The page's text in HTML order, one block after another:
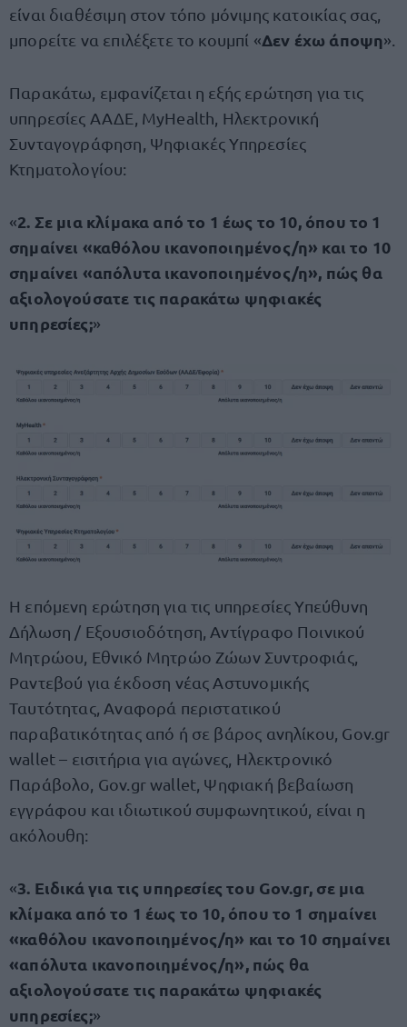
είναι διαθέσιμη στον τόπο μόνιμης κατοικίας σας,
μπορείτε να επιλέξετε το κουμπί «Δεν έχω άποψη».
Παρακάτω, εμφανίζεται η εξής ερώτηση για τις
υπηρεσίες ΑΑΔΕ, MyHealth, Ηλεκτρονική
Συνταγογράφηση, Ψηφιακές Υπηρεσίες
Κτηματολογίου:
«2. Σε μια κλίμακα από το 1 έως το 10, όπου το 1
σημαίνει «καθόλου ικανοποιημένος/η» και το 10
σημαίνει «απόλυτα ικανοποιημένος/η», πώς θα
αξιολογούσατε τις παρακάτω ψηφιακές
υπηρεσίες;»
Η επόμενη ερώτηση για τις υπηρεσίες Υπεύθυνη
Δήλωση / Εξουσιοδότηση, Αντίγραφο Ποινικού
Μητρώου, Εθνικό Μητρώο Ζώων Συντροφιάς,
Ραντεβού για έκδοση νέας Αστυνομικής
Ταυτότητας, Αναφορά περιστατικού
παραβατικότητας από ή σε βάρος ανηλίκου, Gov.gr
wallet – εισιτήρια για αγώνες, Ηλεκτρονικό
Παράβολο, Gov.gr wallet, Ψηφιακή βεβαίωση
εγγράφου και ιδιωτικού συμφωνητικού, είναι η
ακόλουθη:
«3. Ειδικά για τις υπηρεσίες του Gov.gr, σε μια
κλίμακα από το 1 έως το 10, όπου το 1 σημαίνει
«καθόλου ικανοποιημένος/η» και το 10 σημαίνει
«απόλυτα ικανοποιημένος/η», πώς θα
αξιολογούσατε τις παρακάτω ψηφιακές
υπηρεσίες;»